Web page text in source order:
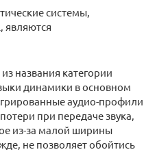
системы,
являются
названия категории
динамики в основном
аудио-профили
при передаче звука,
из-за малой ширины
не позволяет обойтись